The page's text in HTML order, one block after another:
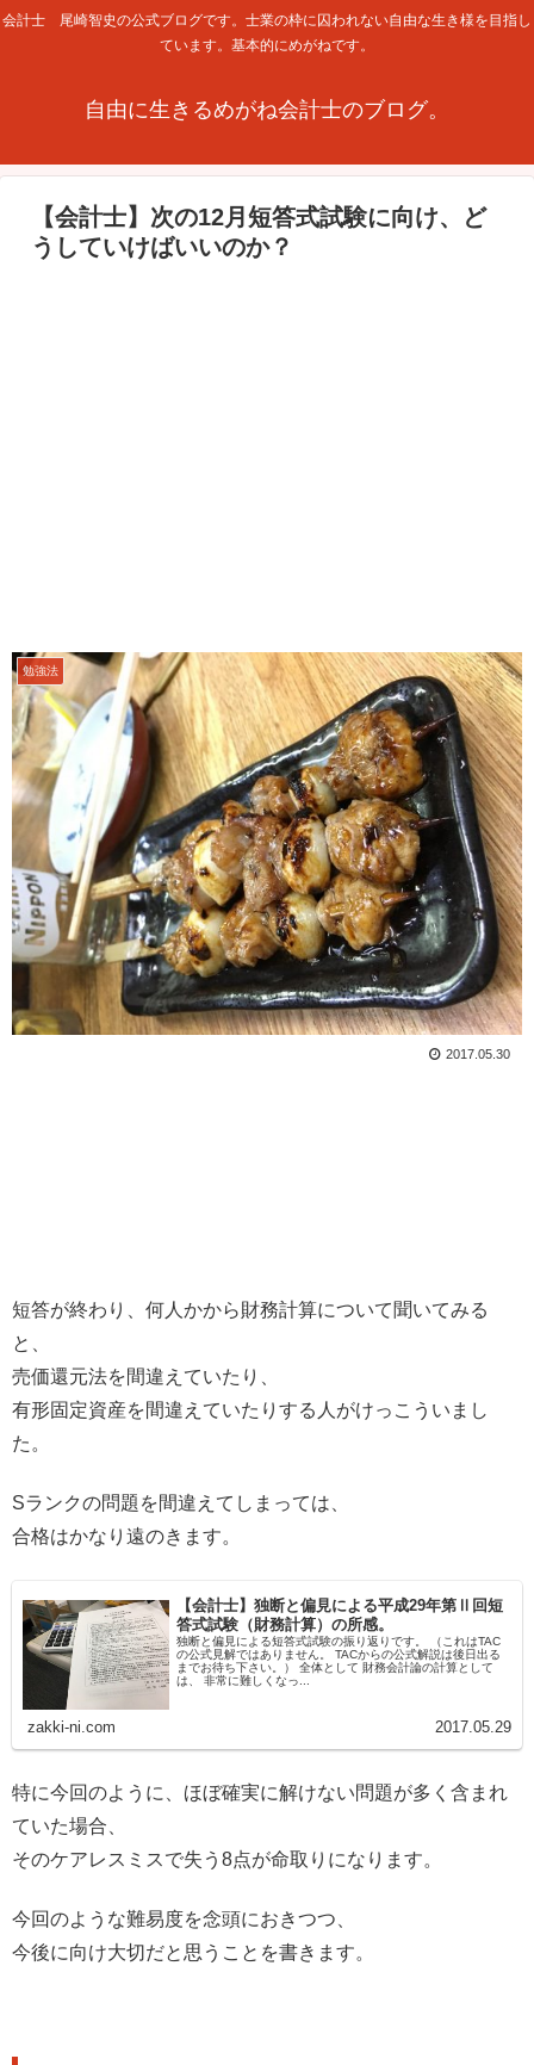
会計士 尾崎智史の公式ブログです。士業の枠に囚われない自由な生き様を目指し
ています。基本的にめがねです。
自由に生きるめがね会計士のブログ。
【会計士】次の12月短答式試験に向け、ど
うしていけばいいのか？
勉強法
2017.05.30
短答が終わり、何人かから財務計算について聞いてみる
と、
売価還元法を間違えていたり、
有形固定資産を間違えていたりする人がけっこういまし
た。
Sランクの問題を間違えてしまっては、
合格はかなり遠のきます。
【会計士】独断と偏見による平成29年第Ⅱ回短
答式試験（財務計算）の所感。
独断と偏見による短答式試験の振り返りです。 （これはTAC
の公式見解ではありません。 TACからの公式解説は後日出る
までお待ち下さい。） 全体として 財務会計論の計算として
は、 非常に難しくなっ...
zakki-ni.com 2017.05.29
特に今回のように、ほぼ確実に解けない問題が多く含まれ
ていた場合、
そのケアレスミスで失う8点が命取りになります。
今回のような難易度を念頭におきつつ、
今後に向け大切だと思うことを書きます。